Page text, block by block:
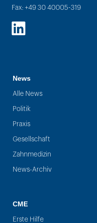
Fax: +49 30 40005-319
LinkedIn
News
Alle News
Politik
Praxis
Gesellschaft
Zahnmedizin
News-Archiv
CME
Erste Hilfe